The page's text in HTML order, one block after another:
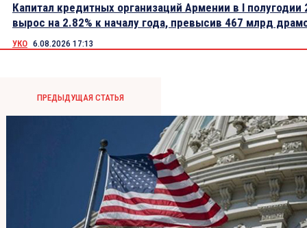
Капитал кредитных организаций Армении в I полугодии
вырос на 2.82% к началу года, превысив 467 млрд
УКО 6.08.2026 17:13
ПРЕДЫДУЩАЯ СТАТЬЯ